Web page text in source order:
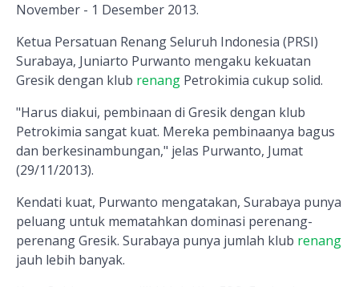
November - 1 Desember 2013.
Ketua Persatuan Renang Seluruh Indonesia (PRSI)
Surabaya, Juniarto Purwanto mengaku kekuatan
Gresik dengan klub renang Petrokimia cukup solid.
"Harus diakui, pembinaan di Gresik dengan klub
Petrokimia sangat kuat. Mereka pembinaanya bagus
dan berkesinambungan," jelas Purwanto, Jumat
(29/11/2013).
Kendati kuat, Purwanto mengatakan, Surabaya punya
peluang untuk mematahkan dominasi perenang-
perenang Gresik. Surabaya punya jumlah klub renang
jauh lebih banyak.